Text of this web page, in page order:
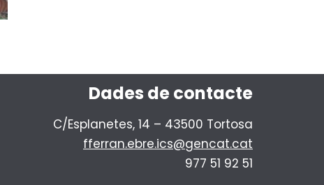
Dades de contacte
C/Esplanetes, 14 – 43500 Tortosa
fferran.ebre.ics@gencat.cat
977 51 92 51